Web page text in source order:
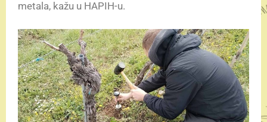
metala, kažu u HAPIH-u.